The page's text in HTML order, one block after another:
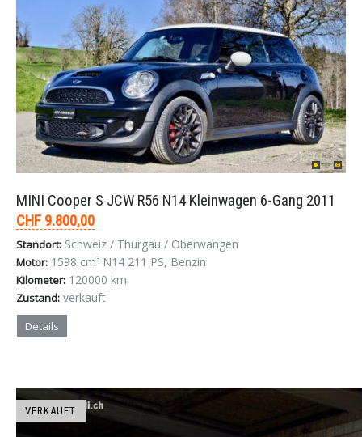
MINI Cooper S JCW R56 N14 Kleinwagen 6-Gang 2011
CHF 9.800,00
Standort: Schweiz / Thurgau / Oberwangen
Motor: 1598 cm³ N14 211 PS, Benzin
Kilometer: 120000 km
Zustand: verkauft
Details
VERKAUFT